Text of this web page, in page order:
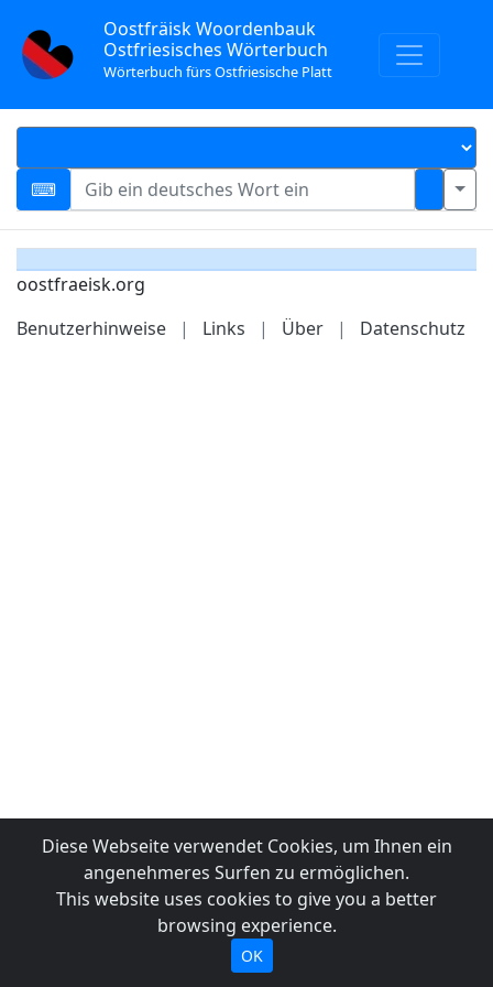
Oostfräisk Woordenbauk
Ostfriesisches Wörterbuch
Wörterbuch fürs Ostfriesische Platt
oostfraeisk.org
Benutzerhinweise
| Links | Über | Datenschutz
Diese Webseite verwendet Cookies, um Ihnen ein
angenehmeres Surfen zu ermöglichen.
This website uses cookies to give you a better
browsing experience.
OK